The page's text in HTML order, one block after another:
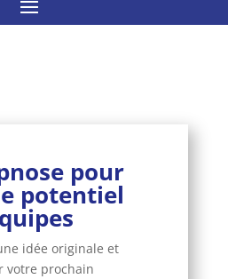
pour
potentiel
idée originale et
votre prochain